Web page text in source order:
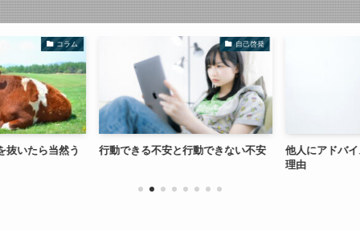
コラム
いたら当然う
自己啓発
行動できる不安と行動できない不安
他人にアドバイ
理由